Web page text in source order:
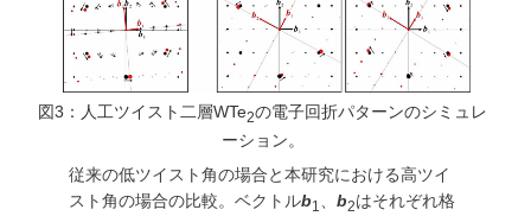
図3：人工ツイスト二層WTe2の電子回折パターンのシミュレ
ーション。
従来の低ツイスト角の場合と本研究における高ツイ
スト角の場合の比較。ベクトルb1 、b2はそれぞれ格